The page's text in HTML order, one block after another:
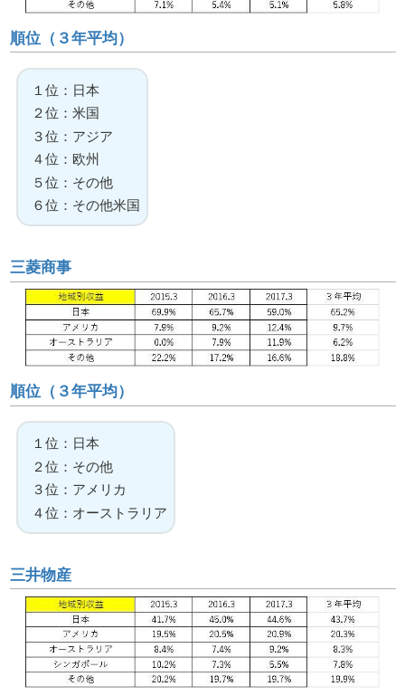
順位（３年平均）
１位：日本
２位：米国
３位：アジア
４位：欧州
５位：その他
６位：その他米国
三菱商事
順位（３年平均）
１位：日本
２位：その他
３位：アメリカ
４位：オーストラリア
三井物産